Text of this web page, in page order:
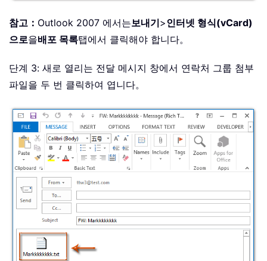
참고： Outlook 2007 에서는보내기>인터넷 형식(vCard)
으로을배포 목록탭에서 클릭해야 합니다。
단계 3: 새로 열리는 전달 메시지 창에서 연락처 그룹 첨부
파일을 두 번 클릭하여 엽니다。